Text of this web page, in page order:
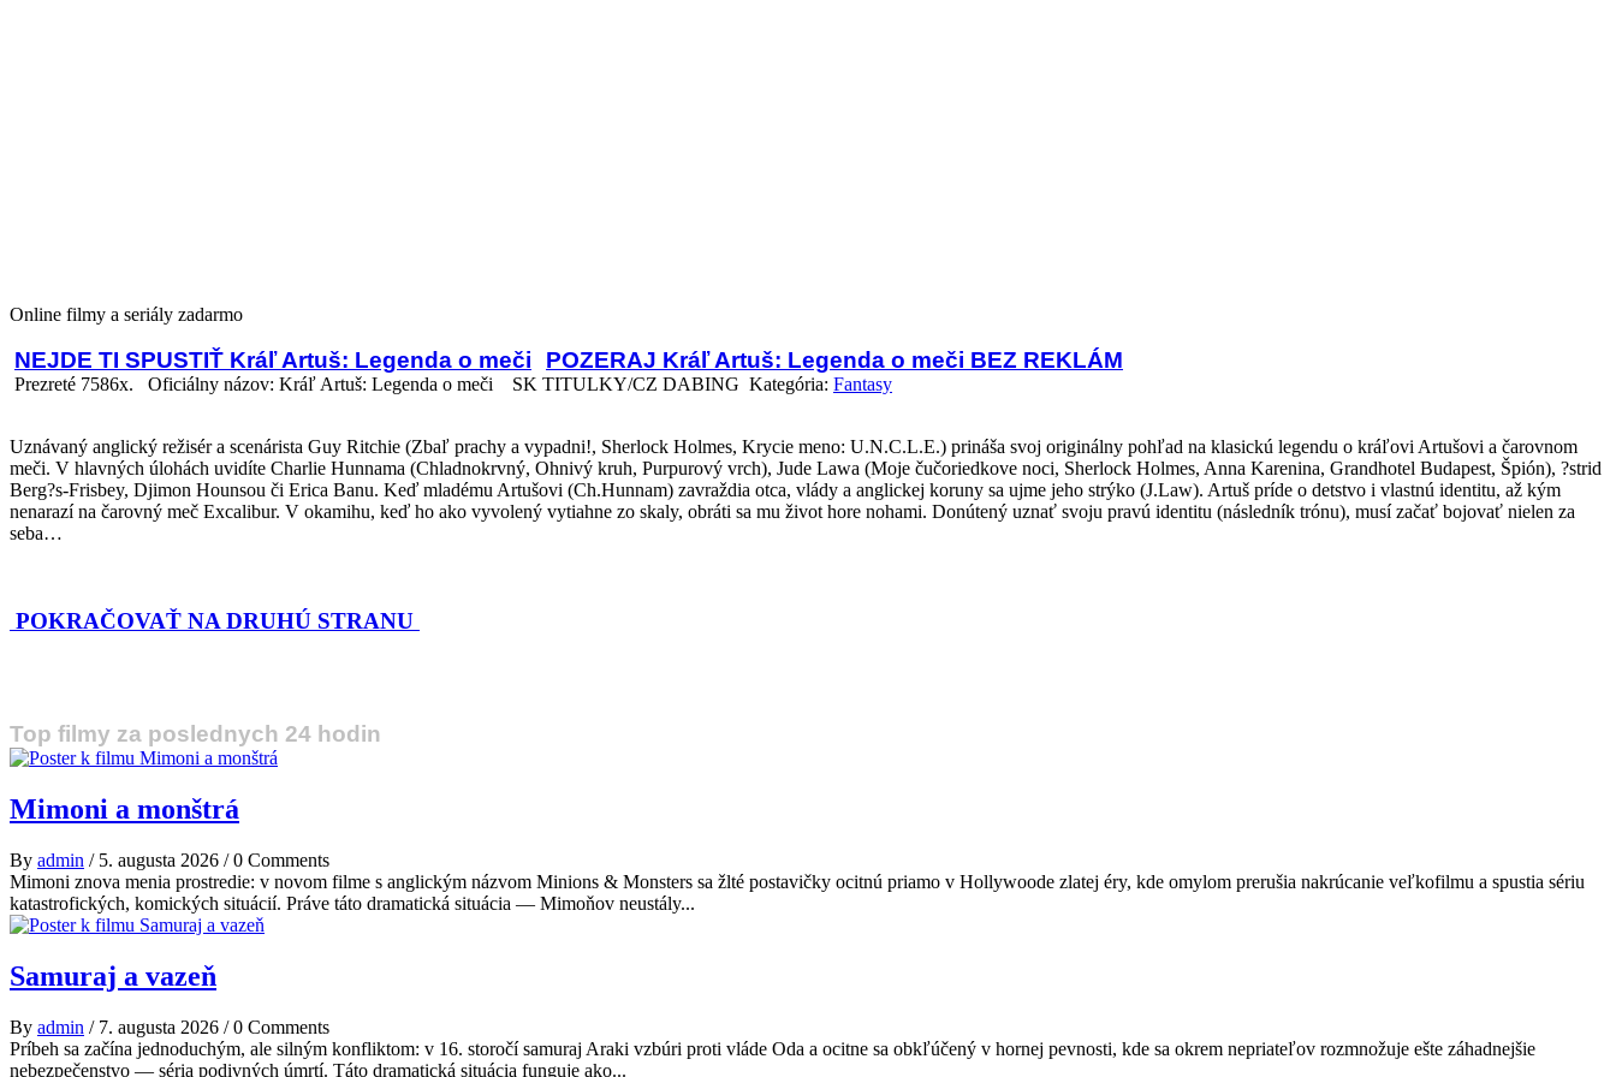
Online filmy a seriály zadarmo
NEJDE TI SPUSTIŤ Kráľ Artuš: Legenda o meči POZERAJ Kráľ Artuš: Legenda o meči BEZ REKLÁM
Prezreté 7586x. Oficiálny názov: Kráľ Artuš: Legenda o meči SK TITULKY/CZ DABING Kategória: Fantasy
Uznávaný anglický režisér a scenárista Guy Ritchie (Zbaľ prachy a vypadni!, Sherlock Holmes, Krycie meno: U.N.C.L.E.) prináša svoj originálny pohľad na klasickú legendu o kráľovi Artušovi a čarovnom
meči. V hlavných úlohách uvidíte Charlie Hunnama (Chladnokrvný, Ohnivý kruh, Purpurový vrch), Jude Lawa (Moje čučoriedkove noci, Sherlock Holmes, Anna Karenina, Grandhotel Budapest, Špión), ?strid
Berg?s-Frisbey, Djimon Hounsou či Erica Banu. Keď mladému Artušovi (Ch.Hunnam) zavraždia otca, vlády a anglickej koruny sa ujme jeho strýko (J.Law). Artuš príde o detstvo i vlastnú identitu, až kým
nenarazí na čarovný meč Excalibur. V okamihu, keď ho ako vyvolený vytiahne zo skaly, obráti sa mu život hore nohami. Donútený uznať svoju pravú identitu (následník trónu), musí začať bojovať nielen za
seba…
POKRAČOVAŤ NA DRUHÚ STRANU
Top filmy za poslednych 24 hodin
Mimoni a monštrá
By admin / 5. augusta 2026 /0 Comments
Mimoni znova menia prostredie: v novom filme s anglickým názvom Minions & Monsters sa žlté postavičky ocitnú priamo v Hollywoode zlatej éry, kde omylom prerušia nakrúcanie veľkofilmu a spustia sériu
katastrofických, komických situácií. Práve táto dramatická situácia — Mimoňov neustály...
Samuraj a vazeň
By admin / 7. augusta 2026 /0 Comments
Príbeh sa začína jednoduchým, ale silným konfliktom: v 16. storočí samuraj Araki vzbúri proti vláde Oda a ocitne sa obkľúčený v hornej pevnosti, kde sa okrem nepriateľov rozmnožuje ešte záhadnejšie
nebezpečenstvo — séria podivných úmrtí. Táto dramatická situácia funguje ako...